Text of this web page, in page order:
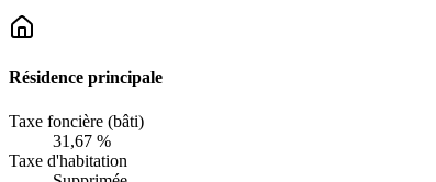
Résidence principale
Taxe foncière (bâti)
31,67 %
Taxe d'habitation